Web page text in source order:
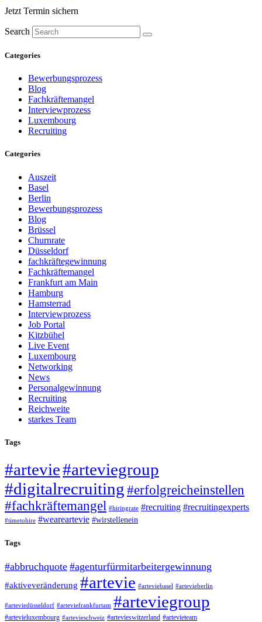
Jetzt Termin sichern
Search
Categories
Bewerbungsprozess
Blog
Fachkräftemangel
Interviewprozess
Luxembourg
Recruiting
Categories
Auszeit
Basel
Berlin
Bewerbungsprozess
Blog
Brüssel
Churnrate
Düsseldorf
fachkräftegewinnung
Fachkräftemangel
Frankfurt am Main
Hamburg
Hamsterrad
Interviewprozess
Job Portal
Kitzbühel
Live Event
Luxembourg
Networking
News
Personalgewinnung
Recruiting
Reichweite
starkes Team
Tags
#artevie#arteviegroup
#digitalrecruiting #erfolgreicheinstellen
#fachkräftemangel #hiringrate #recruiting #recruitingexperts
#timetohire #weareartevie #wirstellenein
Tags
#abbruchquote #agenturfürmitarbeitergewinnung
#aktiveveränderung #artevie #arteviebasel #artevieberlin
#arteviedüsseldorf #arteviefrankfurtam #arteviegroup
#artevieluxembourg #artevieschweiz #artevieswitzerland #artevieteam